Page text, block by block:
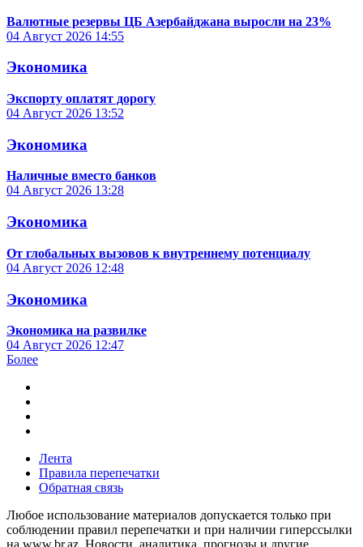
Валютные резервы ЦБ Азербайджана выросли на 23%
04 Август 2026 14:55
Экономика
Экспорту оплатят дорогу
04 Август 2026 13:52
Экономика
Наличные вместо банков
04 Август 2026 13:28
Экономика
От глобальных вызовов к внутреннему потенциалу
04 Август 2026 12:48
Экономика
Экономика на развилке
04 Август 2026 12:47
Более
Лента
Правила перепечатки
Обратная связь
Любое использование материалов допускается только при
соблюдении правил перепечатки и при наличии гиперссылки